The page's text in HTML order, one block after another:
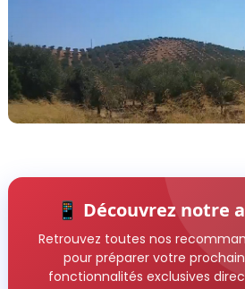
📱 Découvrez notre
Retrouvez toutes nos
pour préparer votre
fonctionnalités exclusives